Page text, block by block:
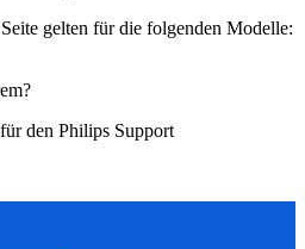
gelten für die folgenden Modelle:
den Philips Support